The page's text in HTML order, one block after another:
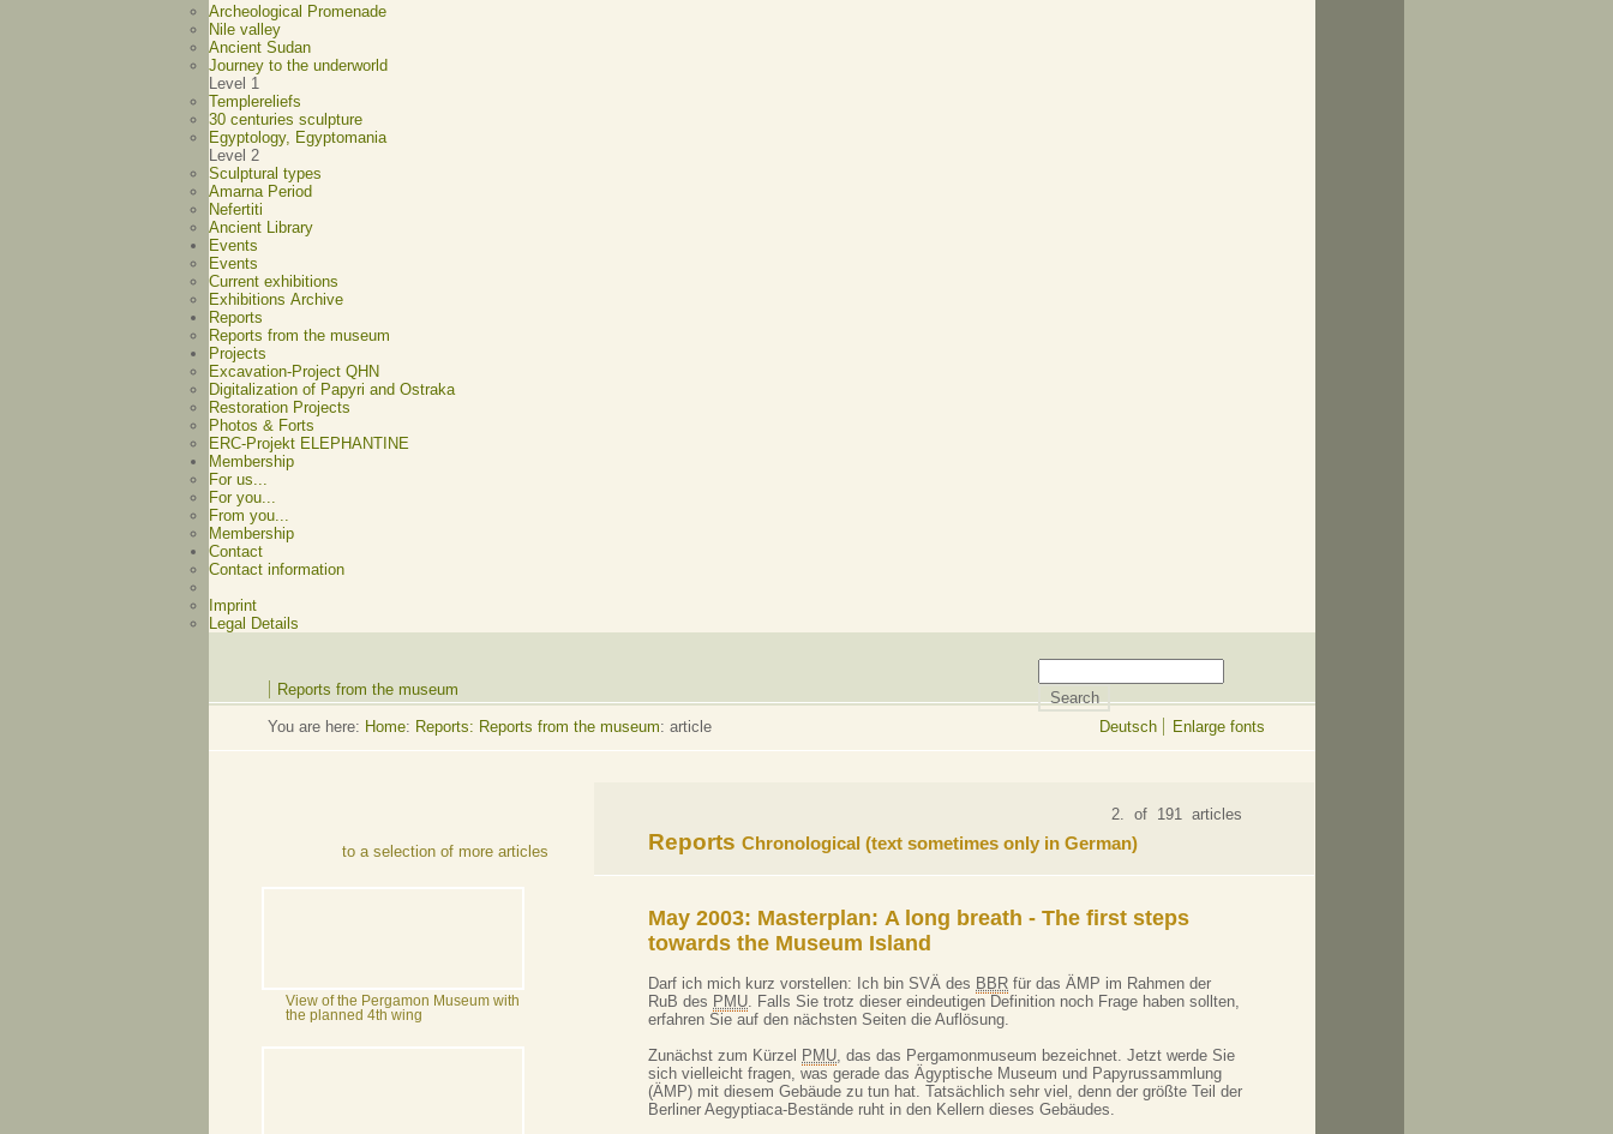
Archeological Promenade
Nile valley
Ancient Sudan
Journey to the underworld
Level 1
Templereliefs
30 centuries sculpture
Egyptology, Egyptomania
Level 2
Sculptural types
Amarna Period
Nefertiti
Ancient Library
Events
Events
Current exhibitions
Exhibitions Archive
Reports
Reports from the museum
Projects
Excavation-Project QHN
Digitalization of Papyri and Ostraka
Restoration Projects
Photos & Forts
ERC-Projekt ELEPHANTINE
Membership
For us...
For you...
From you...
Membership
Contact
Contact information
Imprint
Legal Details
Reports from the museum
You are here: Home: Reports: Reports from the museum: article Deutsch Enlarge fonts
to a selection of more articles
View of the Pergamon Museum with
the planned 4th wing
2. of 191 articles
Reports Chronological (text sometimes only in German)
May 2003: Masterplan: A long breath - The first steps
towards the Museum Island
Darf ich mich kurz vorstellen: Ich bin SVÄ des BBR für das ÄMP im Rahmen der
RuB des PMU . Falls Sie trotz dieser eindeutigen Definition noch Frage haben sollten,
erfahren Sie auf den nächsten Seiten die Auflösung.
Zunächst zum Kürzel PMU , das das Pergamonmuseum bezeichnet. Jetzt werde Sie
sich vielleicht fragen, was gerade das Ägyptische Museum und Papyrussammlung
(ÄMP) mit diesem Gebäude zu tun hat. Tatsächlich sehr viel, denn der größte Teil der
Berliner Aegyptiaca-Bestände ruht in den Kellern dieses Gebäudes.